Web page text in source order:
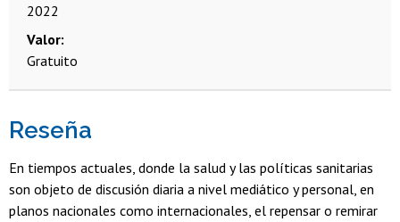
2022
Valor
Gratuito
Reseña
En tiempos actuales, donde la salud y las políticas sanitarias
son objeto de discusión diaria a nivel mediático y personal, en
planos nacionales como internacionales, el repensar o remirar